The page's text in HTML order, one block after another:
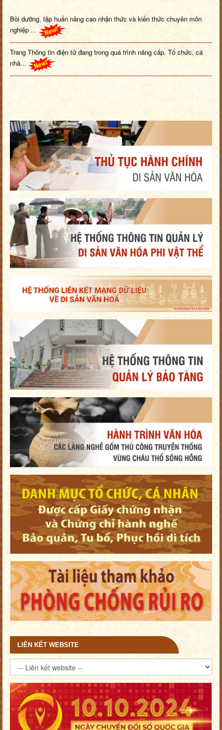
Bồi dưỡng, tập huấn nâng cao nhận thức và kiến thức chuyên môn
nghiệp ...
Trang Thông tin điện tử đang trong quá trình nâng cấp. Tổ chức, cá
nhâ...
LIÊN KẾT WEBSITE